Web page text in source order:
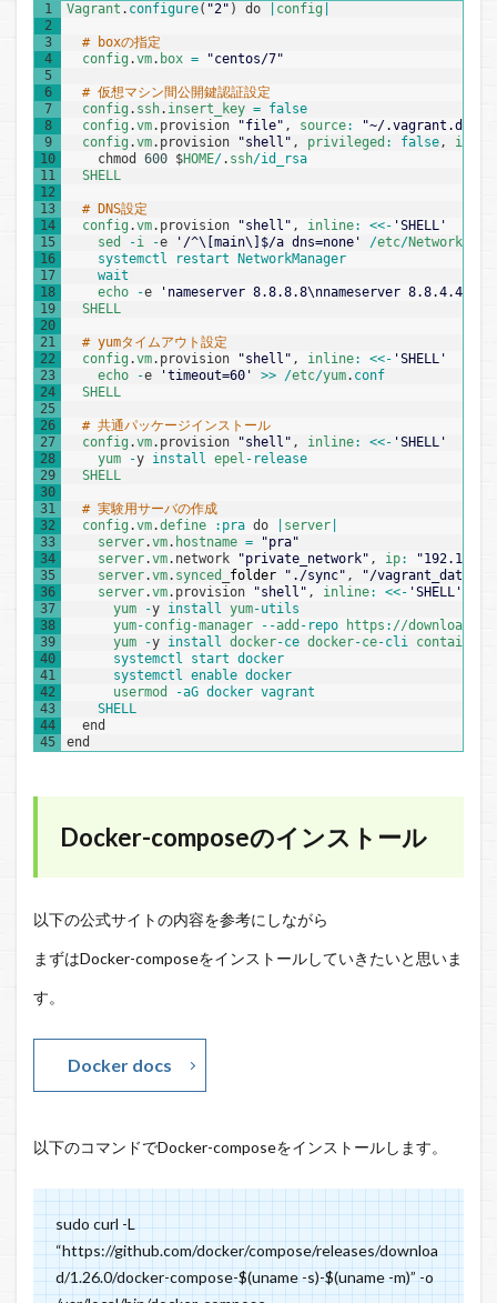
1
2
3
4
5
6
7
8
9
10
11
12
13
14
15
16
17
18
19
20
21
22
23
24
25
26
27
28
29
30
31
32
33
34
35
36
37
38
39
40
41
42
43
44
45
Vagrant . configure( "2" ) do config
# boxの指定
config .vm. box = "centos/7"
# 仮想マシン間公開鍵認証設定
config . ssh. insert_key = false
config .vm. provision "file" , source:
"~/.vagrant.d/
config .vm. provision "shell" , privileged : false,
chmod
600 $HOME/. ssh/id_rsa
SHELL
# DNS設定
config .vm. provision "shell" , inline: <<- 'SHELL'
sed
-i -e '/^\[main\]$/a dns=none' /etc/
systemctl
restart
NetworkManager
wait
echo
-e 'nameserver 8.8.8.8\nnameserver 8.8.4.4'
SHELL
# yumタイムアウト設定
config .vm. provision "shell" , inline: <<- 'SHELL'
echo
-e 'timeout=60' >> /etc/yum. conf
SHELL
# 共通パッケージインストール
config .vm. provision "shell" , inline: <<- 'SHELL'
yum
-y install epel - release
SHELL
# 実験用サーバの作成
config .vm.define : pra do server
server.vm. hostname =
"pra"
server.vm. network "private_network" , ip:
server.vm. synced folder "./sync" , "/vagrant_data"
server.vm. provision "shell" , inline: <<- 'SHELL'
yum
-y install yum-utils
yum-config -manager --add - repo https : //
yum
-y install docker-ce docker-ce-cli containerd
systemctl start docker
systemctl enable docker
usermod
-aG docker vagrant
SHELL
end
end
Docker-composeのインストール
以下の公式サイトの内容を参考にしながら
まずはDocker-composeをインストールしていきたいと思いま
す。
Docker docs
以下のコマンドでDocker-composeをインストールします。
sudo curl -L
“https://github.com/docker/compose/releases/downloa
d/1.26.0/docker-compose-$(uname -s)-$(uname -m)” -o